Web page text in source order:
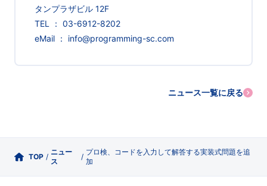
タンプラザビル 12F
TEL ： 03-6912-8202
eMail ： info@programming-sc.com
ニュース一覧に戻る
TOP /
ニュー
ス
/
プロ検、コードを入力して解答する実装式問題を追
加